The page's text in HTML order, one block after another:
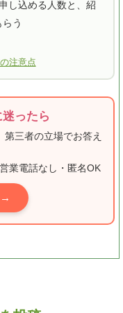
し込める人数と、紹
う
注意点
ったら
三者の立場でお答え
業電話なし・匿名OK
→